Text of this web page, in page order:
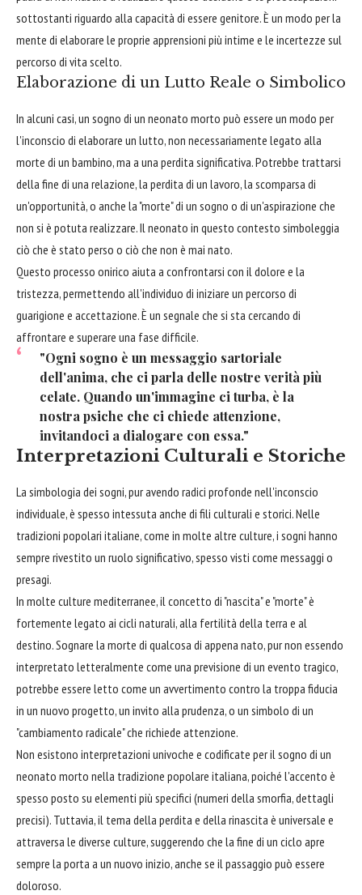
sottostanti riguardo alla capacità di essere genitore. È un modo per la
mente di elaborare le proprie apprensioni più intime e le incertezze sul
percorso di vita scelto.
Elaborazione di un Lutto Reale o Simbolico
In alcuni casi, un sogno di un neonato morto può essere un modo per
l'inconscio di elaborare un lutto, non necessariamente legato alla
morte di un bambino, ma a una perdita significativa. Potrebbe trattarsi
della fine di una relazione, la perdita di un lavoro, la scomparsa di
un'opportunità, o anche la "morte" di un sogno o di un'aspirazione che
non si è potuta realizzare. Il neonato in questo contesto simboleggia
ciò che è stato perso o ciò che non è mai nato.
Questo processo onirico aiuta a confrontarsi con il dolore e la
tristezza, permettendo all'individuo di iniziare un percorso di
guarigione e accettazione. È un segnale che si sta cercando di
affrontare e superare una fase difficile.
"Ogni sogno è un messaggio sartoriale
dell'anima, che ci parla delle nostre verità più
celate. Quando un'immagine ci turba, è la
nostra psiche che ci chiede attenzione,
invitandoci a dialogare con essa."
Interpretazioni Culturali e Storiche
La simbologia dei sogni, pur avendo radici profonde nell'inconscio
individuale, è spesso intessuta anche di fili culturali e storici. Nelle
tradizioni popolari italiane, come in molte altre culture, i sogni hanno
sempre rivestito un ruolo significativo, spesso visti come messaggi o
presagi.
In molte culture mediterranee, il concetto di "nascita" e "morte" è
fortemente legato ai cicli naturali, alla fertilità della terra e al
destino. Sognare la morte di qualcosa di appena nato, pur non essendo
interpretato letteralmente come una previsione di un evento tragico,
potrebbe essere letto come un avvertimento contro la troppa fiducia
in un nuovo progetto, un invito alla prudenza, o un simbolo di un
"cambiamento radicale" che richiede attenzione.
Non esistono interpretazioni univoche e codificate per il sogno di un
neonato morto nella tradizione popolare italiana, poiché l'accento è
spesso posto su elementi più specifici (numeri della smorfia, dettagli
precisi). Tuttavia, il tema della perdita e della rinascita è universale e
attraversa le diverse culture, suggerendo che la fine di un ciclo apre
sempre la porta a un nuovo inizio, anche se il passaggio può essere
doloroso.